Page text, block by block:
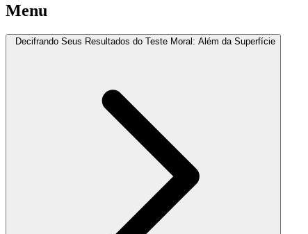
Menu
Decifrando Seus Resultados do Teste Moral: Além da Superfície